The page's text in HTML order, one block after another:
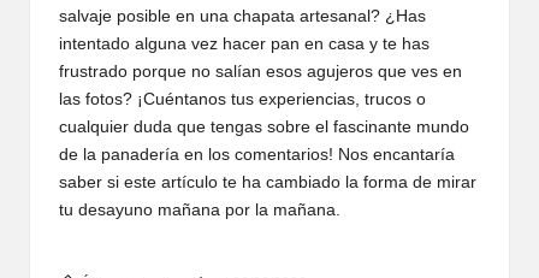
salvaje posible en una chapata artesanal? ¿Has
intentado alguna vez hacer pan en casa y te has
frustrado porque no salían esos agujeros que ves en
las fotos? ¡Cuéntanos tus experiencias, trucos o
cualquier duda que tengas sobre el fascinante mundo
de la panadería en los comentarios! Nos encantaría
saber si este artículo te ha cambiado la forma de mirar
tu desayuno mañana por la mañana.